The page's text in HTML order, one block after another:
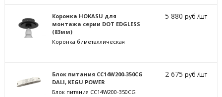
Коронка HOKASU для
монтажа серии DOT EDGLESS
(83мм)
Коронка биметаллическая
5 880руб /шт
Блок питания CC14W200-350CG
DALI, KEGU POWER
Блок питания CC14W200-350CG
2 675руб /шт